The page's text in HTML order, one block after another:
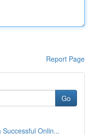
Report Page
Go
Onlin...